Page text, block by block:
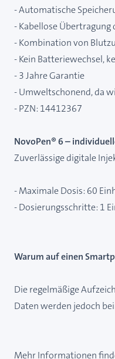
- Automatische
- Kabellose
- Kombination von
- Kein Batteriewechsel,
- 3 Jahre Garantie
- Umweltschonend, da
- PZN: 14412367
NovoPen® 6 –
Zuverlässige digitale
- Maximale Dosis: 60
- Dosierungsschritte: 1
Warum auf einen
Die regelmäßige
Daten werden jedoch
Mehr Informationen